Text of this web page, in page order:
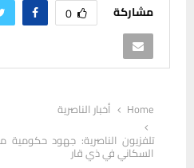
مشاركة 0
Home
أخبار الناصرية
تلفزيون الناصرية: جهود
السكاني في ذي قار